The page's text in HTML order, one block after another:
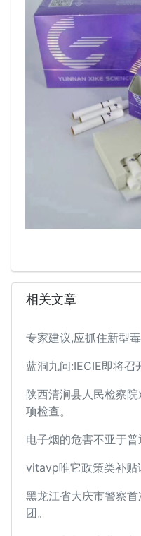
相关文章
专家建议,应抓住新型
蓝洞九问:IECIE即将召
陕西清涧县人民检察
项检查。
电子烟的危害不亚于
vitavp唯它政策类补贴
黑龙江省大庆市警察
团。